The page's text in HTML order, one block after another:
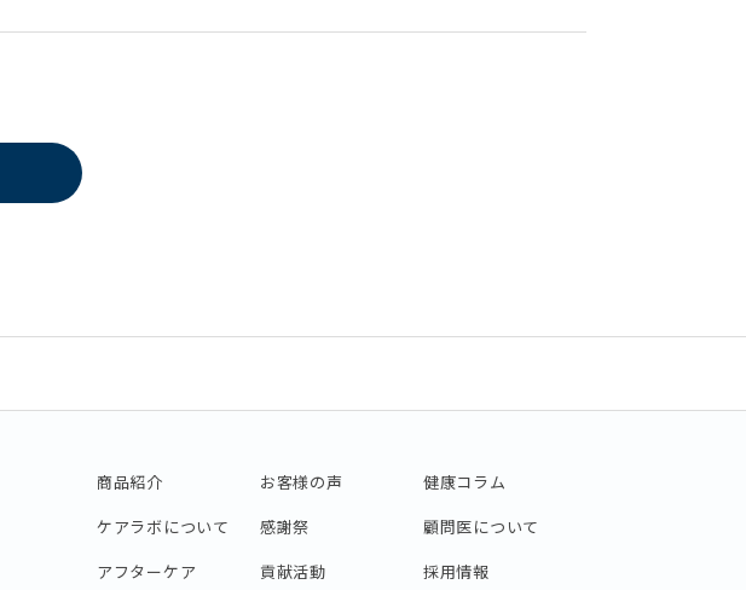
商品紹介
ケアラボについて
アフターケア
お客様の声
感謝祭
貢献活動
健康コラム
顧問医について
採用情報